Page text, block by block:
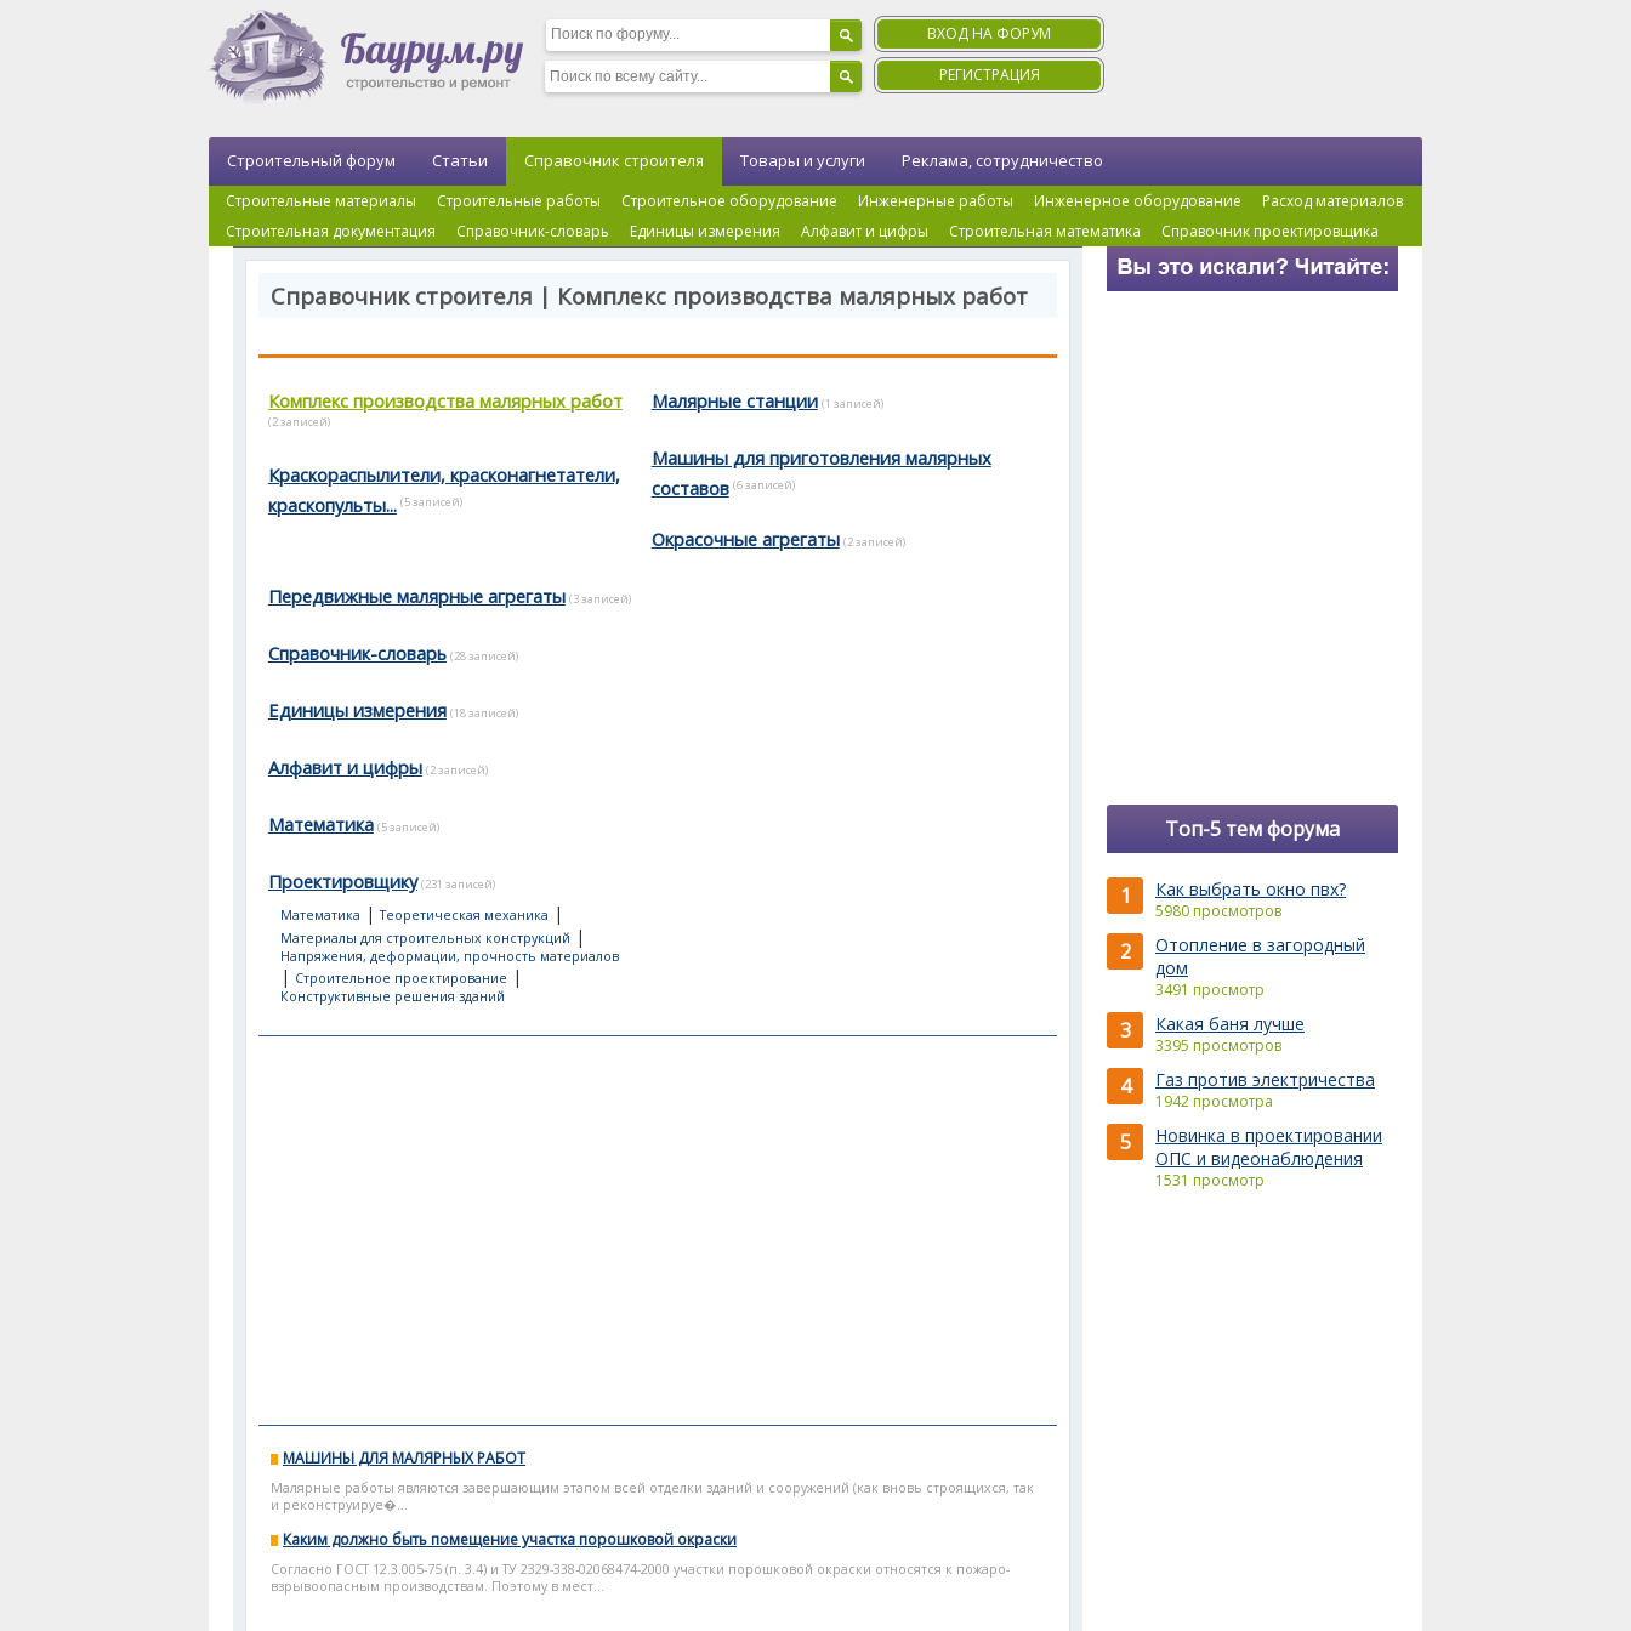
ВХОД НА ФОРУМ
РЕГИСТРАЦИЯ
Строительный форум Статьи Справочник строителя
Строительные материалы Строительные работы Строительное оборудование Инженерные работы Инженерное оборудование
Расход материалов
Строительная документация
Справочник-словарь Единицы измерения Алфавит и цифры Строительная математика Справочник проектировщика
Товары и услуги Реклама, сотрудничество
Справочник строителя | Комплекс производства малярных работ
Комплекс производства малярных работ
(2 записей)
Краскораспылители, красконагнетатели,
краскопульты... (5 записей)
Малярные станции (1 записей)
Машины для приготовления малярных
составов (6 записей)
Окрасочные агрегаты (2 записей)
Передвижные малярные агрегаты (3 записей)
Справочник-словарь (28 записей)
Единицы измерения (18 записей)
Алфавит и цифры (2 записей)
Математика (5 записей)
Проектировщику (231 записей)
Математика |Теоретическая механика |
Материалы для строительных конструкций |
Напряжения, деформации, прочность материалов
| Строительное проектирование |
Конструктивные решения зданий
МАШИНЫ ДЛЯ МАЛЯРНЫХ РАБОТ
Малярные работы являются завершающим этапом всей отделки зданий и сооружений (как вновь строящихся, так
и реконструируе�...
Каким должно быть помещение участка порошковой окраски
Согласно ГОСТ 12.3.005-75 (п. 3.4) и ТУ 2329-338-02068474-2000 участки порошковой окраски относятся к пожаро-
взрывоопасным производствам. Поэтому в мест...
Топ-5 тем форума
1 Как выбрать окно пвх?
5980 просмотров
2
Отопление в загородный
дом
3491 просмотр
3 Какая баня лучше
3395 просмотров
4 Газ против электричества
1942 просмотра
5
Новинка в проектировании
ОПС и видеонаблюдения
1531 просмотр